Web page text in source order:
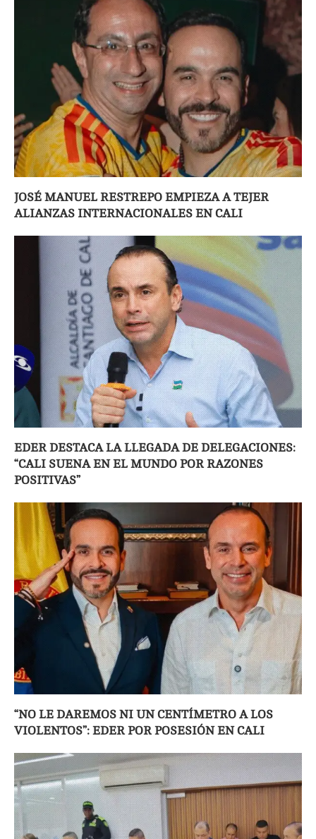
JOSÉ MANUEL RESTREPO EMPIEZA A TEJER
ALIANZAS INTERNACIONALES EN CALI
EDER DESTACA LA LLEGADA DE DELEGACIONES:
“CALI SUENA EN EL MUNDO POR RAZONES
POSITIVAS”
“NO LE DAREMOS NI UN CENTÍMETRO A LOS
VIOLENTOS”: EDER POR POSESIÓN EN CALI